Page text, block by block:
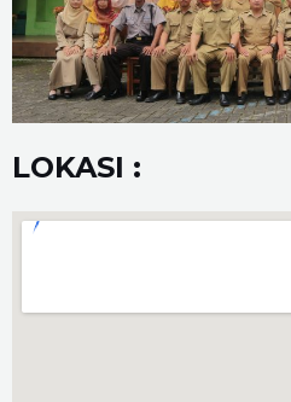
LOKASI :